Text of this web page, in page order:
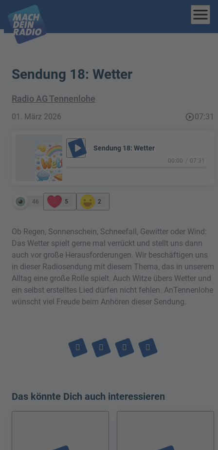
menu
Sendung 18: Wetter
Radio AG Tennenlohe
01. März 2026 play_circle_outline07:31
play_arrow Sendung 18: Wetter
00:00 07:31
46 5 2
Ob Regen, Sonnenschein, Schneefall, Gewitter oder Wind:
Das Wetter spielt gerne mal verrückt und stellt uns dann
auch vor große Herausforderungen. Wir beschäftigen uns
in dieser Radiosendung mit diesem Thema, das in unserem
Alltag eine große Rolle spielt. Auch Witze übers Wetter und
ein selbst erstelltes Lied dürfen nicht fehlen. AnTennenlohe
wünscht viel Freude beim Anhören dieser Sendung.
Das könnte Dich auch interessieren